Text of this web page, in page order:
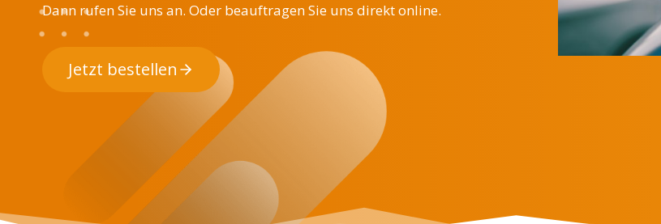
Dann rufen Sie uns an. Oder beauftragen Sie uns direkt online.
Jetzt bestellen